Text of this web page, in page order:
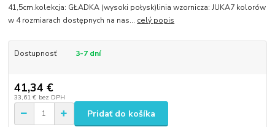
41,5cm.kolekcja: GŁADKA (wysoki połysk)linia wzornicza: JUKA7 kolorów
w 4 rozmiarach dostępnych na nas... celý popis
Dostupnosť 3-7 dní
41,34 €
33,61 € bez DPH
Pridať do košíka